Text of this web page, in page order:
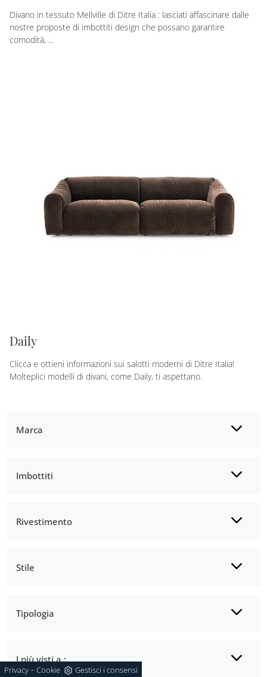
Marca
Imbottiti
Rivestimento
Stile
Tipologia
I più visti a :
Divano in tessuto Mellville di Ditre Italia : lasciati affascinare dalle
nostre proposte di imbottiti design che possano garantire
comodità, ...
Daily
Clicca e ottieni informazioni sui salotti moderni di Ditre Italia!
Molteplici modelli di divani, come Daily, ti aspettano.
Privacy - Cookie Gestisci i consensi